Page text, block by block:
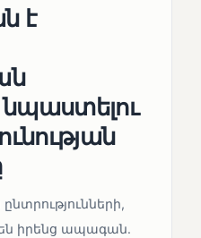
է
նպաստելու
իրենց ապագան.